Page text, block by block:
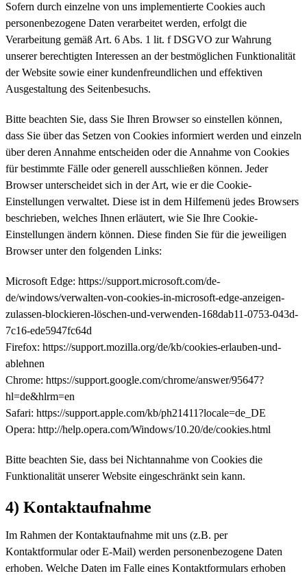
Sofern durch einzelne von uns implementierte Cookies auch
personenbezogene Daten verarbeitet werden, erfolgt die
Verarbeitung gemäß Art. 6 Abs. 1 lit. f DSGVO zur Wahrung
unserer berechtigten Interessen an der bestmöglichen Funktionalität
der Website sowie einer kundenfreundlichen und effektiven
Ausgestaltung des Seitenbesuchs.
Bitte beachten Sie, dass Sie Ihren Browser so einstellen können,
dass Sie über das Setzen von Cookies informiert werden und einzeln
über deren Annahme entscheiden oder die Annahme von Cookies
für bestimmte Fälle oder generell ausschließen können. Jeder
Browser unterscheidet sich in der Art, wie er die Cookie-
Einstellungen verwaltet. Diese ist in dem Hilfemenü jedes Browsers
beschrieben, welches Ihnen erläutert, wie Sie Ihre Cookie-
Einstellungen ändern können. Diese finden Sie für die jeweiligen
Browser unter den folgenden Links:
Microsoft Edge: https://support.microsoft.com/de-
de/windows/verwalten-von-cookies-in-microsoft-edge-anzeigen-
zulassen-blockieren-löschen-und-verwenden-168dab11-0753-043d-
7c16-ede5947fc64d
Firefox: https://support.mozilla.org/de/kb/cookies-erlauben-und-
ablehnen
Chrome: https://support.google.com/chrome/answer/95647?
hl=de&hlrm=en
Safari: https://support.apple.com/kb/ph21411?locale=de_DE
Opera: http://help.opera.com/Windows/10.20/de/cookies.html
Bitte beachten Sie, dass bei Nichtannahme von Cookies die
Funktionalität unserer Website eingeschränkt sein kann.
4) Kontaktaufnahme
Im Rahmen der Kontaktaufnahme mit uns (z.B. per
Kontaktformular oder E-Mail) werden personenbezogene Daten
erhoben. Welche Daten im Falle eines Kontaktformulars erhoben